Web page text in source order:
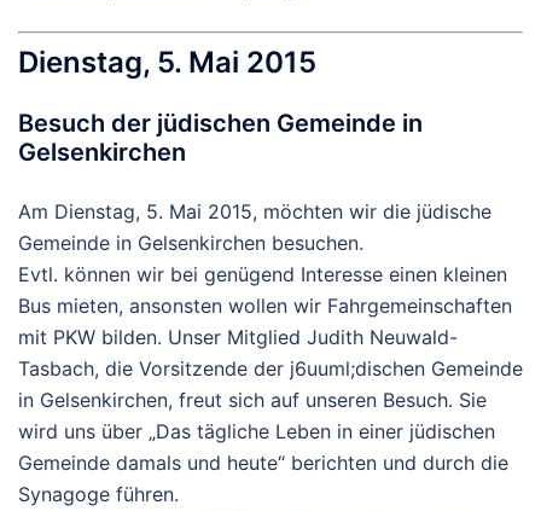
Dienstag, 5. Mai 2015
Besuch der jüdischen Gemeinde in
Gelsenkirchen
Am Dienstag, 5. Mai 2015, möchten wir die jüdische
Gemeinde in Gelsenkirchen besuchen.
Evtl. können wir bei genügend Interesse einen kleinen
Bus mieten, ansonsten wollen wir Fahrgemeinschaften
mit PKW bilden. Unser Mitglied Judith Neuwald-
Tasbach, die Vorsitzende der j6uuml;dischen Gemeinde
in Gelsenkirchen, freut sich auf unseren Besuch. Sie
wird uns über „Das tägliche Leben in einer jüdischen
Gemeinde damals und heute“ berichten und durch die
Synagoge führen.